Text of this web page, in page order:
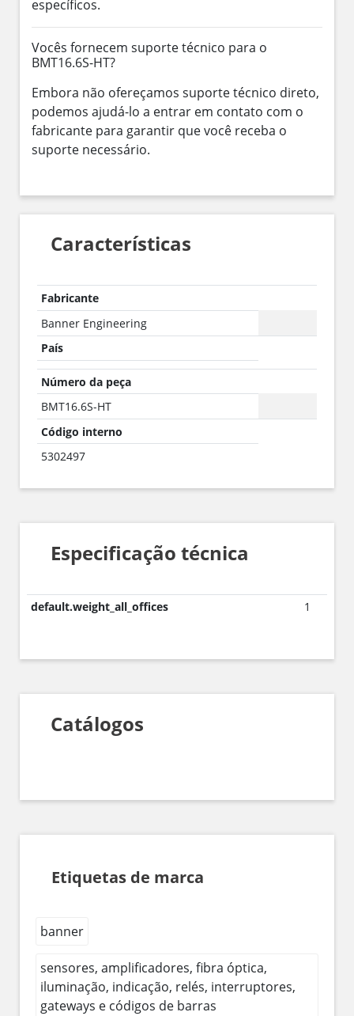
específicos.
Vocês fornecem suporte técnico para o
BMT16.6S-HT?
Embora não ofereçamos suporte técnico direto,
podemos ajudá-lo a entrar em contato com o
fabricante para garantir que você receba o
suporte necessário.
Características
Fabricante
Banner Engineering
País
Número da peça
BMT16.6S-HT
Código interno
5302497
Especificação técnica
default.weight_all_offices 1
Catálogos
Etiquetas de marca
banner
sensores, amplificadores, fibra óptica,
iluminação, indicação, relés, interruptores,
gateways e códigos de barras